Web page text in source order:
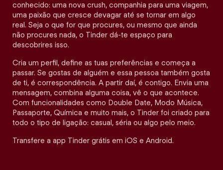
conhecido: uma nova crush, companhia para uma viagem,
uma paixão que cresce devagar até se tornar em algo
real. Seja o que for que procures, ou mesmo que ainda
não procures nada, o Tinder dá-te espaço para
descobrires isso.
Cria um perfil, define as tuas preferências e começa a
passar. Se gostas de alguém e essa pessoa também gosta
de ti, é correspondência. A partir daí, é contigo. Envia uma
mensagem, combina alguma coisa, vê o que acontece.
Com funcionalidades como Double Date, Modo Música,
Passaporte, Química e muito mais, o Tinder foi criado para
todo o tipo de ligação: casual, séria ou algo pelo meio.
Transfere a app Tinder grátis em iOS e Android.